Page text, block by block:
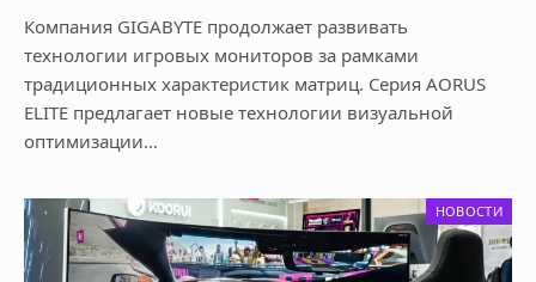
Компания GIGABYTE продолжает развивать
технологии игровых мониторов за рамками
традиционных характеристик матриц. Серия AORUS
ELITE предлагает новые технологии визуальной
оптимизации…
НОВОСТИ